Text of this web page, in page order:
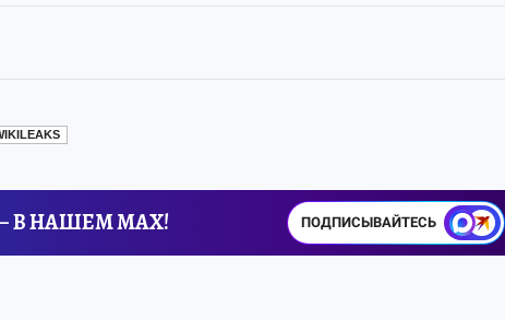
В НАШЕМ MAX! ПОДПИСЫВАЙТЕСЬ